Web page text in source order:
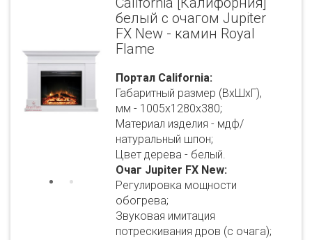
белый с очагом Jupiter
FX New - камин Royal
Flame
Портал California:
Габаритный размер (ВхШхГ),
мм - 1005х1280х380;
Материал изделия - мдф/
натуральный шпон;
Цвет дерева - белый.
Очаг Jupiter FX New:
Регулировка мощности
обогрева;
Звуковая имитация
потрескивания дров (с очага);